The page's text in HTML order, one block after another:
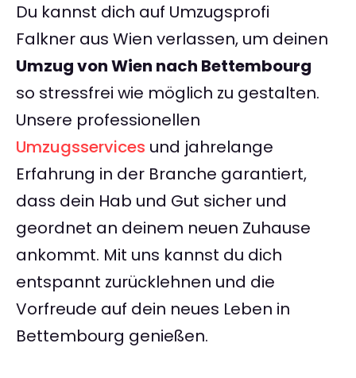
Du kannst dich auf Umzugsprofi
Falkner aus Wien verlassen, um deinen
Umzug von Wien nach Bettembourg
so stressfrei wie möglich zu gestalten.
Unsere professionellen
Umzugsservices und jahrelange
Erfahrung in der Branche garantiert,
dass dein Hab und Gut sicher und
geordnet an deinem neuen Zuhause
ankommt. Mit uns kannst du dich
entspannt zurücklehnen und die
Vorfreude auf dein neues Leben in
Bettembourg genießen.